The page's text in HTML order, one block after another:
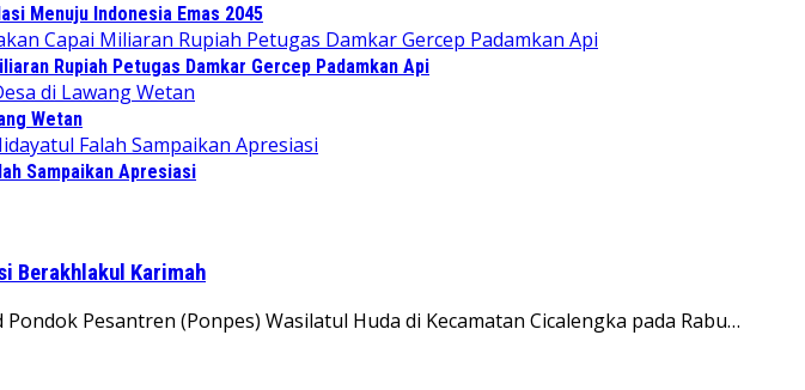
Menuju Indonesia Emas 2045
Rupiah Petugas Damkar Gercep Padamkan Api
Wetan
Sampaikan Apresiasi
Berakhlakul Karimah
Pesantren (Ponpes) Wasilatul Huda di Kecamatan Cicalengka pada Rabu…